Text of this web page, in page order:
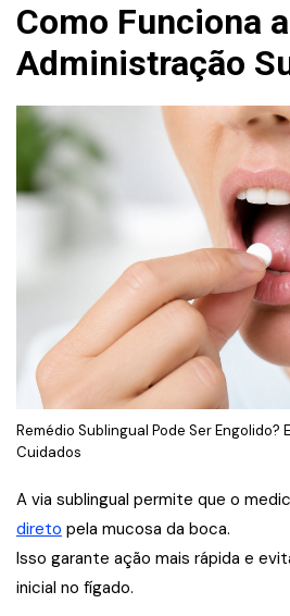
Como Funciona a
Administração
Remédio Sublingual Pode Ser Engolido?
Cuidados
A via sublingual permite que o
direto pela mucosa da boca.
Isso garante ação mais rápida e
inicial no fígado.